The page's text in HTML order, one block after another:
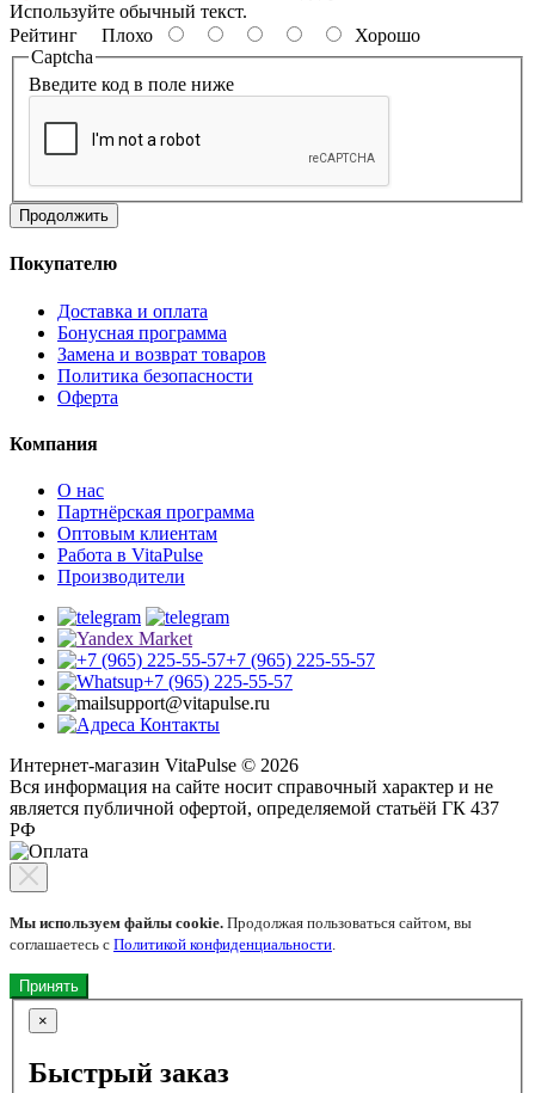
Используйте обычный текст.
Рейтинг Плохо
Хорошо
Captcha
Введите код в поле ниже
Продолжить
Покупателю
Доставка и оплата
Бонусная программа
Замена и возврат товаров
Политика безопасности
Оферта
Компания
О нас
Партнёрская программа
Оптовым клиентам
Работа в VitaPulse
Производители
+7 (965) 225-55-57
+7 (965) 225-55-57
support@vitapulse.ru
Контакты
Интернет-магазин VitaPulse © 2026
Вся информация на сайте носит справочный характер и не
является публичной офертой, определяемой статьёй ГК 437
РФ
Мы используем файлы cookie. Продолжая пользоваться сайтом, вы
соглашаетесь с Политикой конфиденциальности.
Принять
×
Быстрый заказ